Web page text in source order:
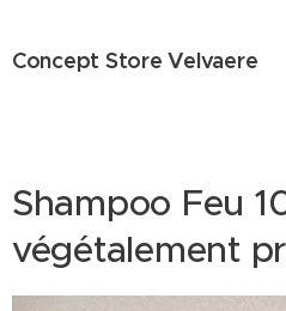
Concept Store Velvaere
Shampoo Feu
végétalement